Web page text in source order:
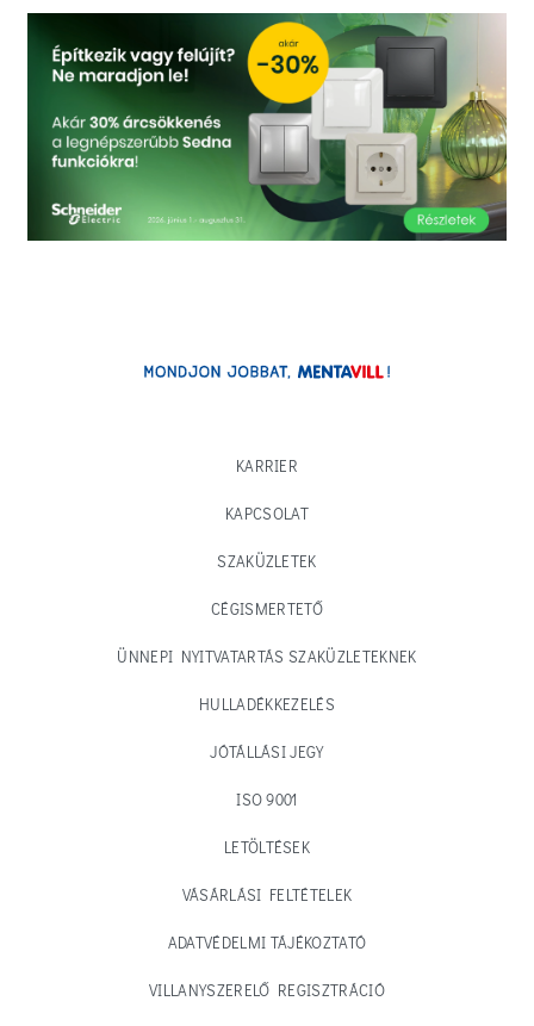
KARRIER
KAPCSOLAT
SZAKÜZLETEK
CÉGISMERTETŐ
ÜNNEPI NYITVATARTÁS SZAKÜZLETEKNEK
HULLADÉKKEZELÉS
JÓTÁLLÁSI JEGY
ISO 9001
LETÖLTÉSEK
VÁSÁRLÁSI FELTÉTELEK
ADATVÉDELMI TÁJÉKOZTATÓ
VILLANYSZERELŐ REGISZTRÁCIÓ